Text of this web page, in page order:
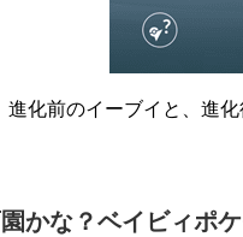
進化前のイーブイと、進
かな？ベイビィポ